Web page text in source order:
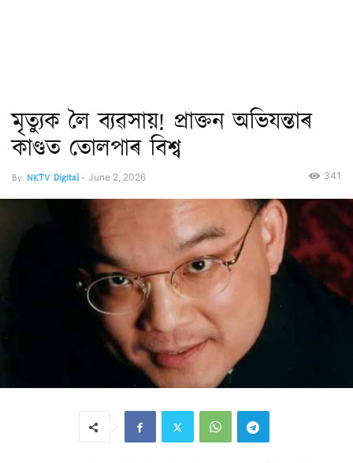
মৃত্যুক লৈ ব্যৱসায়! প্ৰাক্তন অভিযন্তাৰ
কাণ্ডত তোলপাৰ বিশ্ব
By NKTV Digital- June 2, 2026 341